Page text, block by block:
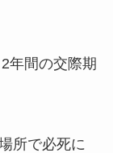
年間の交際期
所で必死に